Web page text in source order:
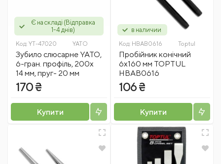
Є на складі (Відправка
1-4 днів)
Код: YT-47020 YATO
Зубило слюсарне YATO,
6-гран. профіль, 200х
14 мм, пруг- 20 мм
170 ₴
Купити
в наличии
Код: HBAB0616 Toptul
Пробійник конічний
6х160 мм TOPTUL
HBAB0616
106 ₴
Купити